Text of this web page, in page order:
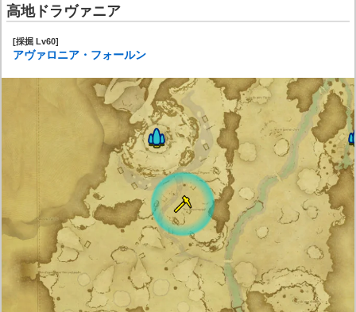
高地ドラヴァニア
[採掘 Lv60]
アヴァロニア・フォールン